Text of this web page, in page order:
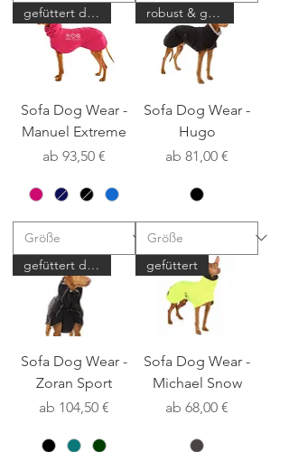
gefüttert durch Wind & Wetter
Sofa Dog Wear -
Manuel Extreme
ab 93,50 €
Sale-Preis
robust & gefüttert
Sofa Dog Wear -
Hugo
ab 81,00 €
Sale-Preis
gefüttert durch Wind & Wetter
Sofa Dog Wear -
Zoran Sport
ab 104,50 €
Sale-Preis
gefüttert
Sofa Dog Wear -
Michael Snow
ab 68,00 €
Sale-Preis